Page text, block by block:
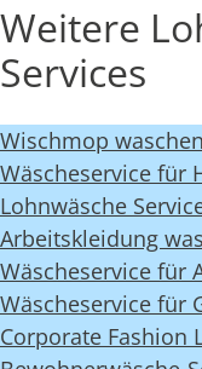
Weitere
Services
Wischmop waschen
Wäscheservice für
Lohnwäsche
Arbeitskleidung
Wäscheservice für
Wäscheservice für
Corporate Fashion